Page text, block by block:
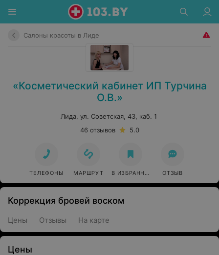
Салоны красоты в Лиде
«Косметический кабинет ИП Турчина
О.В.»
Лида, ул. Советская, 43, каб. 1
46 отзывов
5.0
ТЕЛЕФОНЫ МАРШРУТ В ИЗБРАННОЕ ОТЗЫВ
Коррекция бровей воском
Цены Отзывы На карте
Цены